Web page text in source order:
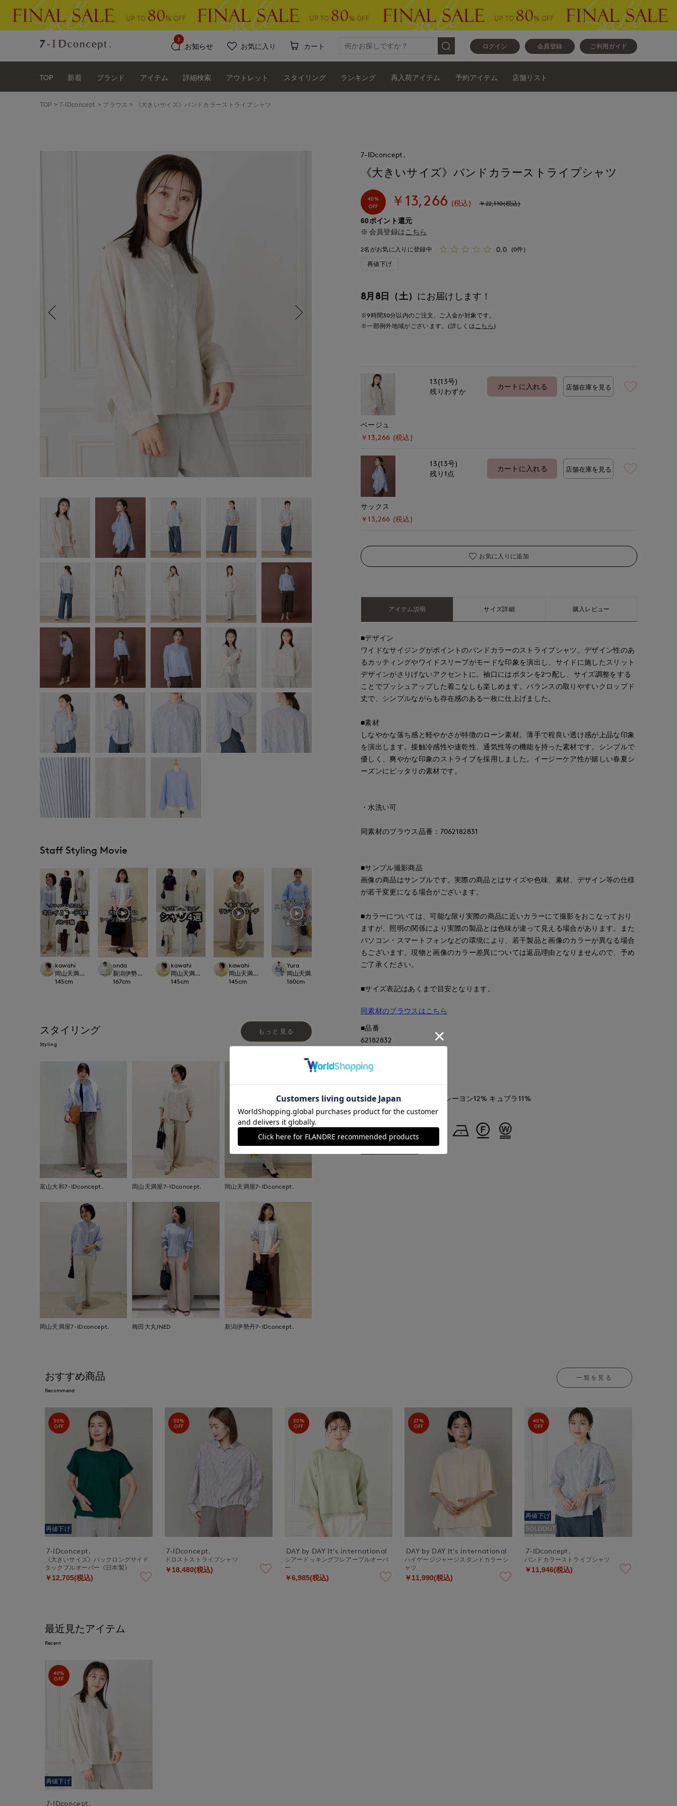
ログイン 会員登録 ご利用ガイド
お知らせ
3
お気に入り カート
TOP 新着 ブランド アイテム 詳細検索 アウトレット スタイリング ランキング 再入荷アイテム 予約アイテム 店舗リスト
TOP 7-IDconcept. ブラウス 《大きいサイズ》バンドカラーストライプシャツ
Staff Styling Movie
kawahi
岡山天満屋7-IDconcept.
145cm
onda
新潟伊勢丹7-IDconcept.
167cm
kawahi
岡山天満屋7-IDconcept.
145cm
kawahi
岡山天満屋7-IDconcept.
145cm
Yura
岡山天満屋7-IDconcept.
160cm
kawahi
onda
スタイリング
Styling
もっと見る
富山大和7-IDconcept. 岡山天満屋7-IDconcept. 岡山天満屋7-IDconcept.
岡山天満屋7-IDconcept. 梅田大丸INED 新潟伊勢丹7-IDconcept.
7-IDconcept.
《大きいサイズ》バンドカラーストライプシャツ
40%
OFF
￥13,266 (税込) ￥22,110(税込)
60ポイント還元
会員登録は こちら
2名がお気に入りに登録中 0.0
(0件)
再値下げ
8月8日（土） にお届けします！
※9時間30分以内のご注文、ご入金が対象です。
※一部例外地域がございます。(詳しくはこちら )
ベージュ
￥13,266 (税込)
13(13号)
残りわずか
カートに入れる 店舗在庫を見る
サックス
￥13,266 (税込)
13(13号)
残り1点
カートに入れる 店舗在庫を見る
お気に入りに追加
アイテム説明 サイズ詳細 購入レビュー
■デザイン
ワイドなサイジングがポイントのバンドカラーのストライプシャツ。デザイン性のあ
るカッティングやワイドスリーブがモードな印象を演出し、サイドに施したスリット
デザインがさりげないアクセントに。袖口にはボタンを2つ配し、サイズ調整をする
ことでプッシュアップした着こなしも楽しめます。バランスの取りやすいクロップド
丈で、シンプルながらも存在感のある一枚に仕上げました。
■素材
しなやかな落ち感と軽やかさが特徴のローン素材。薄手で程良い透け感が上品な印象
を演出します。接触冷感性や速乾性、通気性等の機能を持った素材です。シンプルで
優しく、爽やかな印象のストライプを採用しました。イージーケア性が嬉しい春夏シ
ーズンにピッタリの素材です。
・水洗い可
同素材のブラウス品番：7062182831
■サンプル撮影商品
画像の商品はサンプルです。実際の商品とはサイズや色味、素材、デザイン等の仕様
が若干変更になる場合がございます。
■カラーについては、可能な限り実際の商品に近いカラーにて撮影をおこなっており
ますが、照明の関係により実際の製品とは色味が違って見える場合があります。また
パソコン・スマートフォンなどの環境により、若干製品と画像のカラーが異なる場合
もございます。現物と画像のカラー差異については返品理由となりませんので、予め
ご了承ください。
■サイズ表記はあくまで目安となります。
同素材のブラウスはこちら
■品番
62182832
中国製
■クオリティ
ポリエステル58% 綿19% レーヨン12% キュプラ11%
■取扱い方法
おすすめ商品
Recommend
一覧を見る
30%
OFF
再値下げ
7-IDconcept.
《大きいサイズ》バックロングサイド
タックプルオーバー《日本製》
￥12,705(税込)
30%
OFF
7-IDconcept.
ドロストストライプシャツ
￥18,480(税込)
50%
OFF
DAY by DAY It's international
シアードッキングフレアープルオーバ
ー
￥6,985(税込)
27%
OFF
DAY by DAY It's international
ハイゲージジャージスタンドカラーシ
ャツ
￥11,990(税込)
40%
OFF
再値下げ
SOLDOUT
7-IDconcept.
バンドカラーストライプシャツ
￥11,946(税込)
最近見たアイテム
Recent
40%
OFF
再値下げ
7-IDconcept.